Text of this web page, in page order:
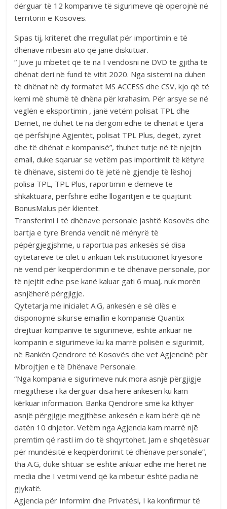
dërguar të 12 kompanive të sigurimeve që operojnë në
territorin e Kosovës.
Sipas tij, kriteret dhe rregullat për importimin e të
dhënave mbesin ato që janë diskutuar.
“ Juve ju mbetet që të na I vendosni në DVD të gjitha të
dhënat deri në fund të vitit 2020. Nga sistemi na duhen
të dhënat në dy formatet MS ACCESS dhe CSV, kjo që të
kemi më shumë të dhëna për krahasim. Për arsye se në
veglën e eksportimin , janë vetëm polisat TPL dhe
Dëmet, në duhet të na dërgoni edhe të dhënat e tjera
që përfshijnë Agjentët, polisat TPL Plus, degët, zyret
dhe të dhënat e kompanisë”, thuhet tutje në të njejtin
email, duke sqaruar se vetëm pas importimit të këtyre
të dhënave, sistemi do të jetë në gjendje të lëshoj
polisa TPL, TPL Plus, raportimin e dëmeve të
shkaktuara, përfshirë edhe llogaritjen e të quajturit
BonusMalus për klientet.
Transferimi I të dhënave personale jashtë Kosovës dhe
bartja e tyre Brenda vendit në mënyrë të
pëpërgjegjshme, u raportua pas ankesës së disa
qytetarëve të cilët u ankuan tek institucionet kryesore
në vend për keqpërdorimin e të dhënave personale, por
të njejtit edhe pse kanë kaluar gati 6 muaj, nuk morën
asnjëherë përgjigje.
Qytetarja me inicialet A.G, ankesën e së cilës e
disponojmë sikurse emaillin e kompanisë Quantix
drejtuar kompanive të sigurimeve, është ankuar në
kompanin e sigurimeve ku ka marrë polisën e sigurimit,
në Bankën Qendrore të Kosovës dhe vet Agjencinë për
Mbrojtjen e të Dhënave Personale.
“Nga kompania e sigurimeve nuk mora asnjë përgjigje
megjithëse i ka dërguar disa herē ankesën ku kam
kērkuar informacion. Banka Qendrore smë ka kthyer
asnjë përgjigje megjthëse ankesën e kam bërë që në
datën 10 dhjetor. Vetëm nga Agjencia kam marrë njē
premtim që rasti im do të shqyrtohet. Jam e shqetësuar
për mundësitë e keqpërdorimit të dhënave personale”,
tha A.G, duke shtuar se është ankuar edhe më herët në
media dhe I vetmi vend që ka mbetur është padia në
gjykatë.
Agjencia për Informim dhe Privatësi, I ka konfirmur të